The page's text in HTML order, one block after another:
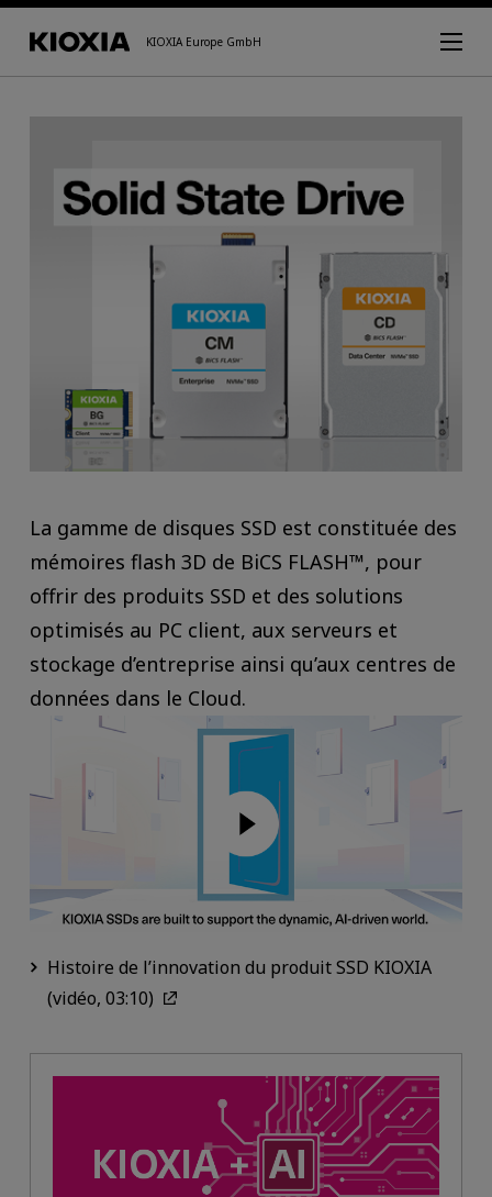
KIOXIA Europe GmbH
La gamme de disques SSD est constituée des
mémoires flash 3D de BiCS FLASH™, pour
offrir des produits SSD et des solutions
optimisés au PC client, aux serveurs et
stockage d’entreprise ainsi qu’aux centres de
données dans le Cloud.
Histoire de l’innovation du produit SSD KIOXIA
(vidéo, 03:10)